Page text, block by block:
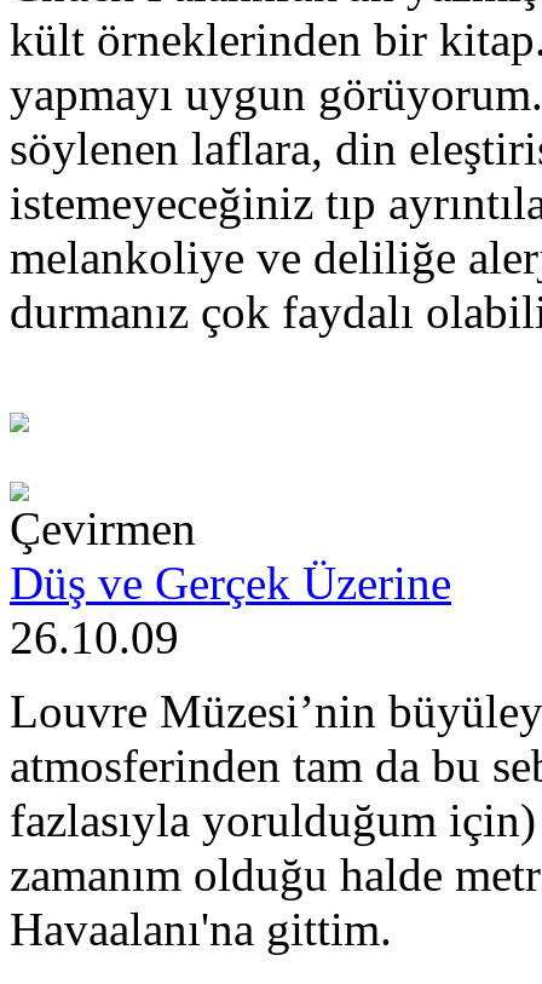
kült örneklerinden bir
yapmayı uygun
söylenen laflara, din
istemeyeceğiniz tıp
melankoliye ve deliliğe
durmanız çok faydalı
Çevirmen
Düş ve Gerçek Üzerine
26.10.09
Louvre Müzesi’nin
atmosferinden tam da bu
fazlasıyla yorulduğum için)
zamanım olduğu halde
Havaalanı'na gittim.